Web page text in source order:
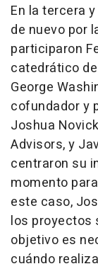
En la tercera
de nuevo por
participaron
catedrático
George
cofundador y
Joshua
Advisors, y
centraron su
momento
este caso,
los proyectos
objetivo es
cuándo